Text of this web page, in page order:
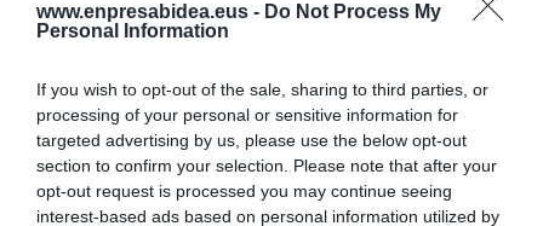
www.enpresabidea.eus - Do Not Process My
Personal Information
If you wish to opt-out of the sale, sharing to third parties, or
processing of your personal or sensitive information for
targeted advertising by us, please use the below opt-out
section to confirm your selection. Please note that after your
opt-out request is processed you may continue seeing
interest-based ads based on personal information utilized by